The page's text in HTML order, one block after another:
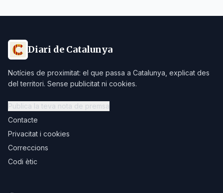
Diari de Catalunya
Notícies de proximitat: el que passa a Catalunya, explicat des
del territori. Sense publicitat ni cookies.
Publica la teva nota de premsa
Contacte
Privacitat i cookies
Correccions
Codi ètic